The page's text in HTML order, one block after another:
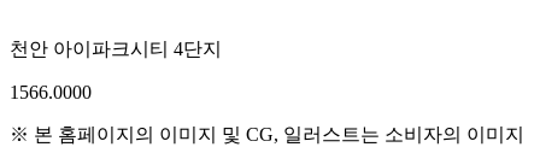
천안 아이파크시티 4단지
1566.0000
※ 본 홈페이지의 이미지 및 CG, 일러스트는 소비자의 이미지